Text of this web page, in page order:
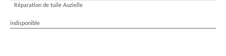
Réparation de tuile Auzielle
indisponible